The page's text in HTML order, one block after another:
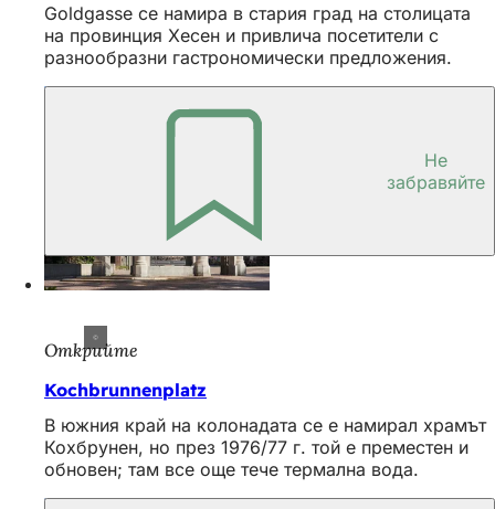
Goldgasse се намира в стария град на столицата
на провинция Хесен и привлича посетители с
разнообразни гастрономически предложения.
Не
забравяйте
Открийте
Kochbrunnenplatz
В южния край на колонадата се е намирал храмът
Кохбрунен, но през 1976/77 г. той е преместен и
обновен; там все още тече термална вода.